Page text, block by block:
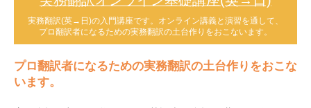
実務翻訳(英→日)の入門講座です。オンライン講義と演習を通して、
プロ翻訳者になるための実務翻訳の土台作りをおこないます。
プロ翻訳者になるための実務翻訳の土台作りをおこな
います。